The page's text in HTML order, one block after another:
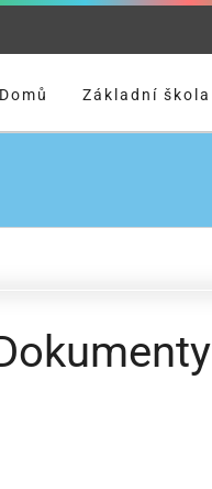
Domů Základní škola